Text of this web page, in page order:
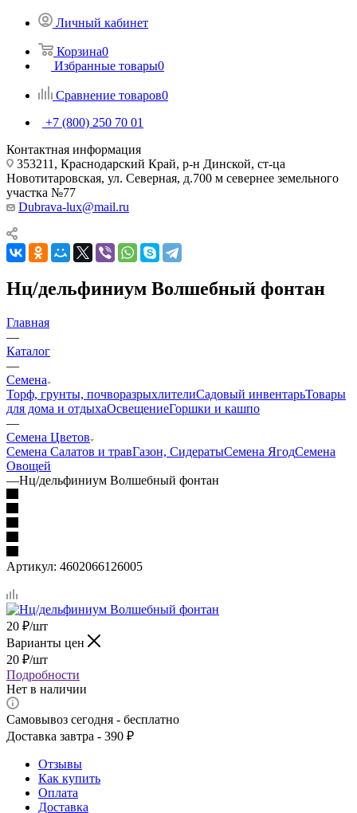
Личный кабинет
Корзина0
Избранные товары0
Сравнение товаров0
+7 (800) 250 70 01
Контактная информация
353211, Краснодарский Край, р-н Динской, ст-ца
Новотитаровская, ул. Северная, д.700 м севернее земельного
участка №77
Dubrava-lux@mail.ru
Нц/дельфиниум Волшебный фонтан
Главная
—
Каталог
—
Семена
Торф, грунты, почворазрыхлителиСадовый инвентарьТовары
для дома и отдыхаОсвещениеГоршки и кашпо
—
Семена Цветов
Семена Салатов и травГазон, СидератыСемена ЯгодСемена
Овощей
—Нц/дельфиниум Волшебный фонтан
Артикул: 4602066126005
20 ₽/шт
Варианты цен
20 ₽/шт
Подробности
Нет в наличии
Самовывоз сегодня - бесплатно
Доставка завтра - 390 ₽
Отзывы
Как купить
Оплата
Доставка